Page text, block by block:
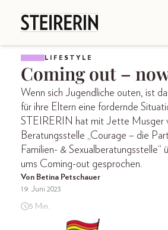
LIFESTYLE
Coming out –
Wenn sich Jugendliche outen, ist
für ihre Eltern eine fordernde
STEIRERIN hat mit Jette Musger
Beratungsstelle „Courage – die
Familien- & Sexual­beratungsstelle“
ums Coming-out gesprochen.
Von Betina Petschauer
19. Juni 2023
5 Min.